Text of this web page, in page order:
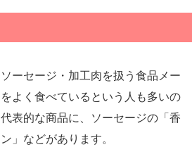
ーセージ・加工肉を扱う食品メー
よく食べているという人も多いの
表的な商品に、ソーセージの「香
」などがあります。